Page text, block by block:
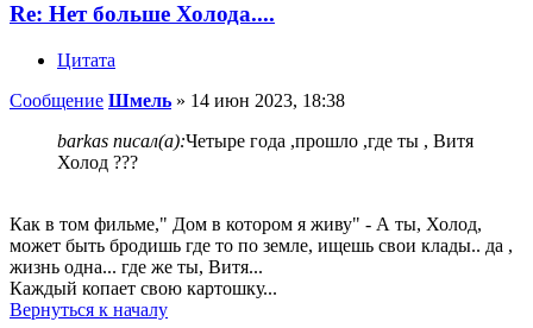
Re: Нет больше Холода....
Цитата
Сообщение Шмель » 14 июн 2023, 18:38
barkas писал(а):Четыре года ,прошло ,где ты , Витя
Холод ???
Как в том фильме," Дом в котором я живу" - А ты, Холод,
может быть бродишь где то по земле, ищешь свои клады.. да ,
жизнь одна... где же ты, Витя...
Каждый копает свою картошку...
Вернуться к началу